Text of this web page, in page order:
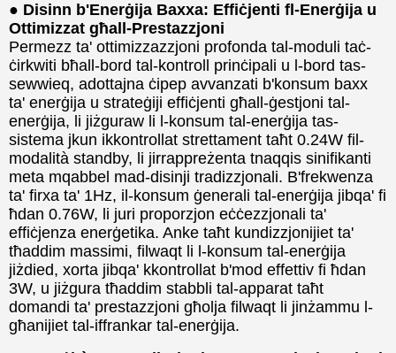
● Disinn b'Enerġija Baxxa: Effiċjenti fl-Enerġija u
Ottimizzat għall-Prestazzjoni
Permezz ta' ottimizzazzjoni profonda tal-moduli taċ-
ċirkwiti bħall-bord tal-kontroll prinċipali u l-bord tas-
sewwieq, adottajna ċipep avvanzati b'konsum baxx
ta' enerġija u strateġiji effiċjenti għall-ġestjoni tal-
enerġija, li jiżguraw li l-konsum tal-enerġija tas-
sistema jkun ikkontrollat ​​strettament taħt 0.24W fil-
modalità standby, li jirrappreżenta tnaqqis sinifikanti
meta mqabbel mad-disinji tradizzjonali. B'frekwenza
ta' firxa ta' 1Hz, il-konsum ġenerali tal-enerġija jibqa' fi
ħdan 0.76W, li juri proporzjon eċċezzjonali ta'
effiċjenza enerġetika. Anke taħt kundizzjonijiet ta'
tħaddim massimi, filwaqt li l-konsum tal-enerġija
jiżdied, xorta jibqa' kkontrollat ​​b'mod effettiv fi ħdan
3W, u jiżgura tħaddim stabbli tal-apparat taħt
domandi ta' prestazzjoni għolja filwaqt li jinżammu l-
għanijiet tal-iffrankar tal-enerġija.